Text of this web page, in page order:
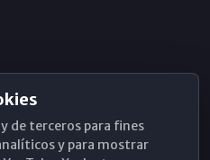
de terceros para fines
y para mostrar